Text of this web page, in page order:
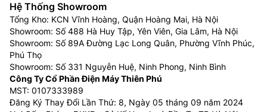
3 cánh phổ biến, có 2 cửa ngăn mát mở ra ở trên (kiểu
Pháp) và ngăn đá dạng ngăn kéo ở dưới, thiết kế rộng
rãi, dung tích lớn (thường 600L+) phù hợp gia đình
đông người, giúp dễ dàng cất giữ thực phẩm lớn như
pizza hoặc bánh dài, với nhiều tính năng hiện đại và
mẫu mã đa dạng.
Hệ Thống Showroom
Tổng Kho: KCN Vĩnh Hoàng, Quận Hoàng Mai, Hà Nội
Showroom: Số 488 Hà Huy Tập, Yên Viên, Gia Lâm, Hà Nội
Showroom: Số 89A Đường Lạc Long Quân, Phường Vĩnh Phúc,
Phú Thọ
Showroom: Số 331 Nguyễn Huệ, Ninh Phong, Ninh Bình
Công Ty Cổ Phần Điện Máy Thiên Phú
MST: 0107333989
Đăng Ký Thay Đổi Lần Thứ: 8, Ngày 05 tháng 09 năm 2024